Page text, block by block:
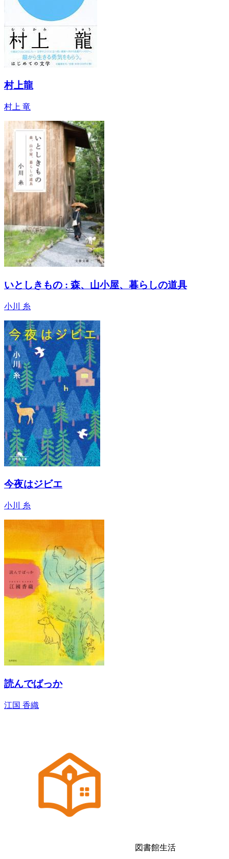
村上龍
村上 竜
いとしきもの : 森、山小屋、暮らしの道具
小川 糸
今夜はジビエ
小川 糸
読んでばっか
江国 香織
図書館生活